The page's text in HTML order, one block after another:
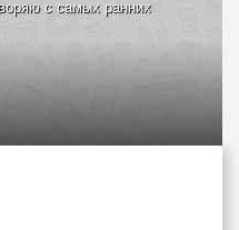
с самых ранних